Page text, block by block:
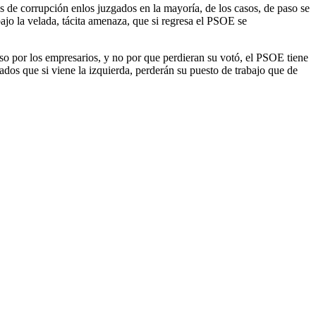
corrupción enlos juzgados en la mayoría, de los casos, de paso se
la velada, tácita amenaza, que si regresa el PSOE se
por los empresarios, y no por que perdieran su votó, el PSOE tiene
que si viene la izquierda, perderán su puesto de trabajo que de